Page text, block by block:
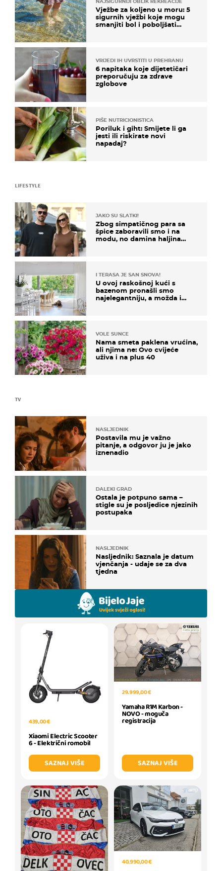
NAJSIGURNIJI OBLIK REKREACIJE
Vježbe za koljeno u moru: 5
sigurnih vježbi koje mogu
smanjiti bol i poboljšati
VRIJEDI IH UVRSTITI U PREHRANU
6 napitaka koje dijetetičari
preporučuju za zdrave
zglobove
PIŠE NUTRICIONISTICA
Poriluk i giht: Smijete li ga
jesti ili riskirate novi
napadaj?
TV
NASLJEDNIK
Postavila mu je važno
pitanje, a odgovor ju je jako
iznenadio
DALEKI GRAD
Ostala je potpuno sama –
stigle su je posljedice njezinih
postupaka
NASLJEDNIK
Nasljednik: Saznala je datum
vjenčanja - udaje se za dva
tjedna
LIFESTYLE
JAKO SU SLATKI!
Zbog simpatičnog para sa
špice zaboravili smo i na
modu, no damina haljina
I TERASA JE SAN SNOVA!
U ovoj raskošnoj kući s
bazenom pronašli smo
najelegantniju, a možda i
VOLE SUNCE
Nama smeta paklena vrućina,
ali njima ne: Ovo cvijeće
uživa i na plus 40
439,00 €
Xiaomi Electric Scooter
6 - Električni romobil
SAZNAJ VIŠE
29.999,00 €
Yamaha R1M Karbon -
NOVO - moguča
registracija
SAZNAJ VIŠE
40.990,00 €